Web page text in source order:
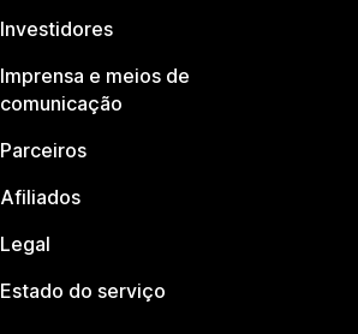
Investidores
Imprensa e meios de
comunicação
Parceiros
Afiliados
Legal
Estado do serviço